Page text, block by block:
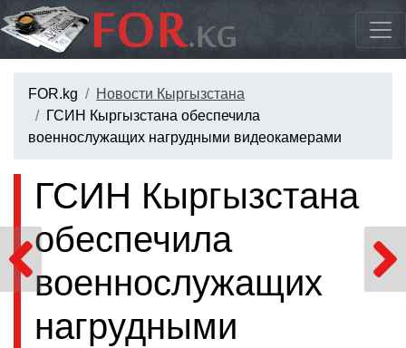
FOR.kg
Новости Кыргызстана
ГСИН Кыргызстана обеспечила
военнослужащих нагрудными видеокамерами
ГСИН Кыргызстана
обеспечила
военнослужащих
нагрудными